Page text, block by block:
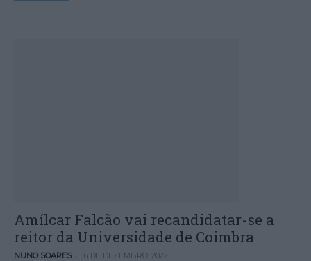
Amílcar Falcão vai recandidatar-se a
reitor da Universidade de Coimbra
NUNO SOARES 16 DE DEZEMBRO, 2022